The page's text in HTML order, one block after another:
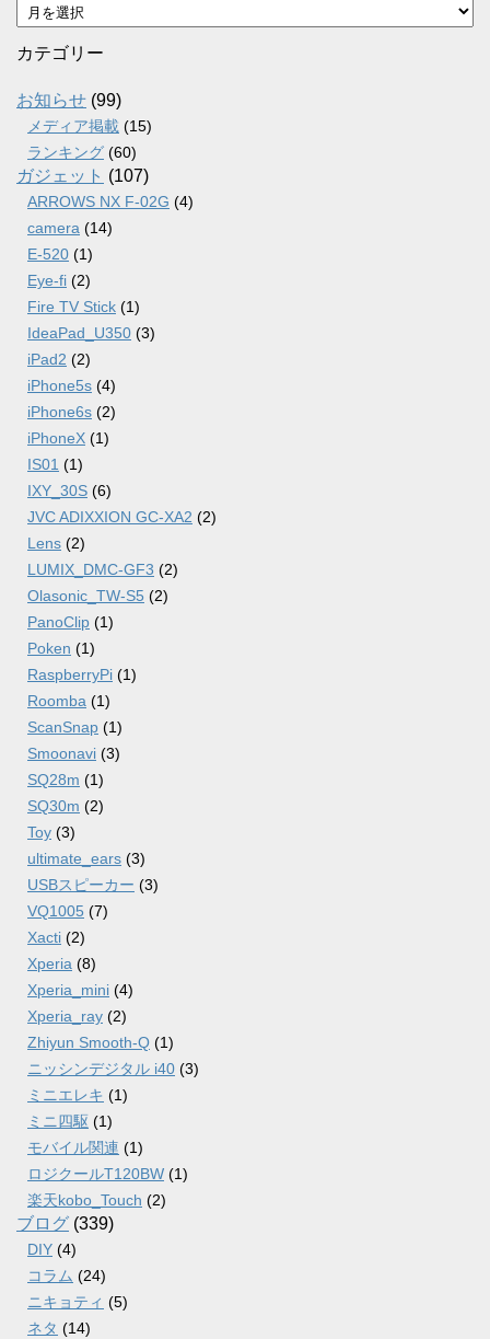
ア
ー
カ
ブ
カテゴリー
お知らせ (99)
メディア掲載 (15)
ランキング (60)
ガジェット (107)
ARROWS NX F-02G (4)
camera (14)
E-520 (1)
Eye-fi (2)
Fire TV Stick (1)
IdeaPad_U350 (3)
iPad2 (2)
iPhone5s (4)
iPhone6s (2)
iPhoneX (1)
IS01 (1)
IXY_30S (6)
JVC ADIXXION GC-XA2 (2)
Lens (2)
LUMIX_DMC-GF3 (2)
Olasonic_TW-S5 (2)
PanoClip (1)
Poken (1)
RaspberryPi (1)
Roomba (1)
ScanSnap (1)
Smoonavi (3)
SQ28m (1)
SQ30m (2)
Toy (3)
ultimate_ears (3)
USBスピーカー (3)
VQ1005 (7)
Xacti (2)
Xperia (8)
Xperia_mini (4)
Xperia_ray (2)
Zhiyun Smooth-Q (1)
ニッシンデジタル i40 (3)
ミニエレキ (1)
ミニ四駆 (1)
モバイル関連 (1)
ロジクールT120BW (1)
楽天kobo_Touch (2)
ブログ (339)
DIY (4)
コラム (24)
ニキョティ (5)
ネタ (14)